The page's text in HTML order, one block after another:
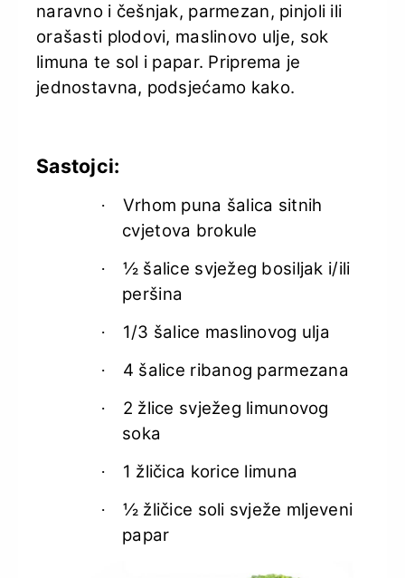
naravno i češnjak, parmezan, pinjoli ili
orašasti plodovi, maslinovo ulje, sok
limuna te sol i papar. Priprema je
jednostavna, podsjećamo kako.
Sastojci:
·
Vrhom puna šalica sitnih
cvjetova brokule
·
½ šalice svježeg bosiljak i/ili
peršina
· 1/3 šalice maslinovog ulja
· 4 šalice ribanog parmezana
·
2 žlice svježeg limunovog
soka
· 1 žličica korice limuna
·
½ žličice soli svježe mljeveni
papar